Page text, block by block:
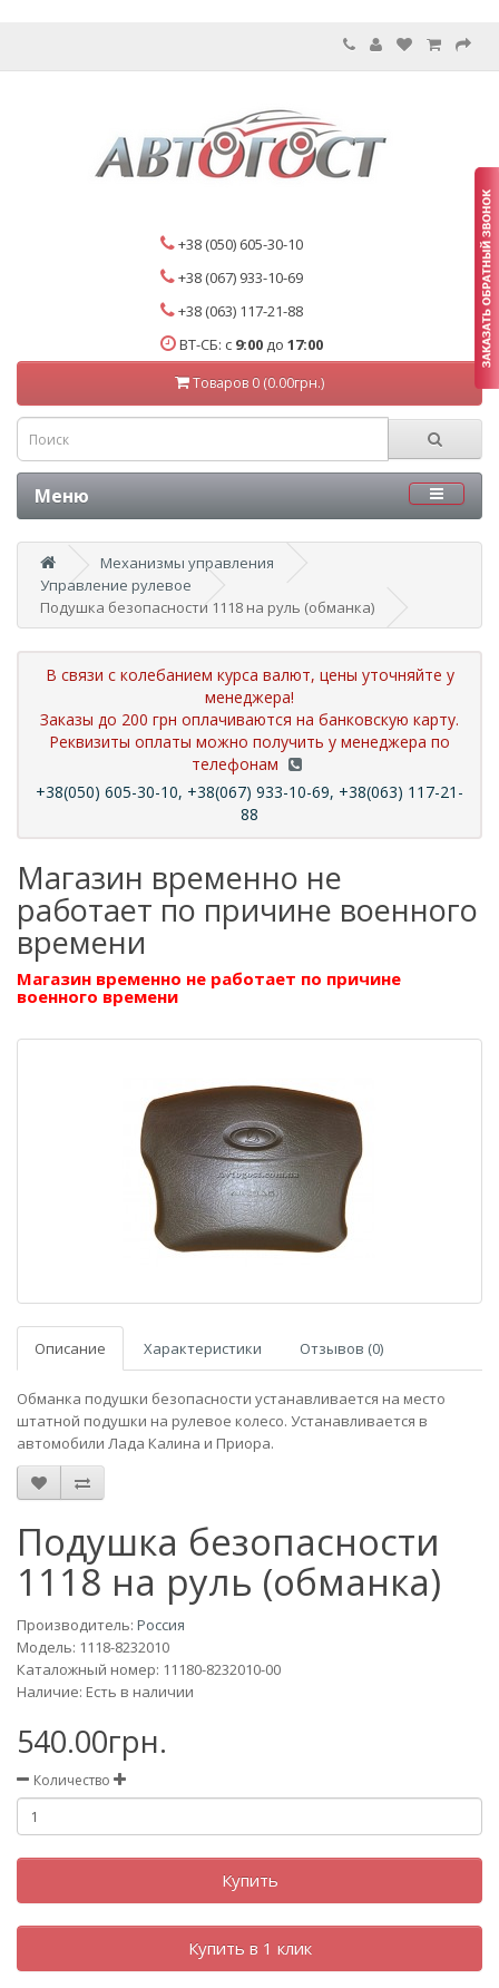
+38 (050) 605-30-10
+38 (067) 933-10-69
+38 (063) 117-21-88
ВТ-СБ: с 9:00 до 17:00
Товаров 0 (0.00грн.)
Меню
Механизмы управления
Управление рулевое
Подушка безопасности 1118 на руль (обманка)
В связи с колебанием курса валют, цены уточняйте у
менеджера!
Заказы до 200 грн оплачиваются на банковскую карту.
Реквизиты оплаты можно получить у менеджера по
телефонам
+38(050) 605-30-10, +38(067) 933-10-69, +38(063) 117-21-
88
Магазин временно не
работает по причине военного
времени
Магазин временно не работает по причине
военного времени
Описание Характеристики Отзывов (0)
Обманка подушки безопасности устанавливается на место
штатной подушки на рулевое колесо. Устанавливается в
автомобили Лада Калина и Приора.
Подушка безопасности
1118 на руль (обманка)
Производитель: Россия
Модель: 1118-8232010
Каталожный номер: 11180-8232010-00
Наличие: Есть в наличии
540.00грн.
Количество
Купить
Купить в 1 клик